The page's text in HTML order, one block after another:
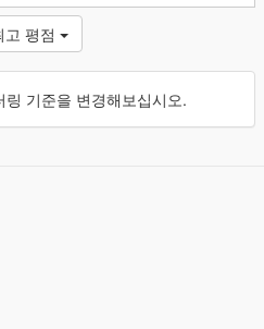
고 평점
기준을 변경해보십시오.